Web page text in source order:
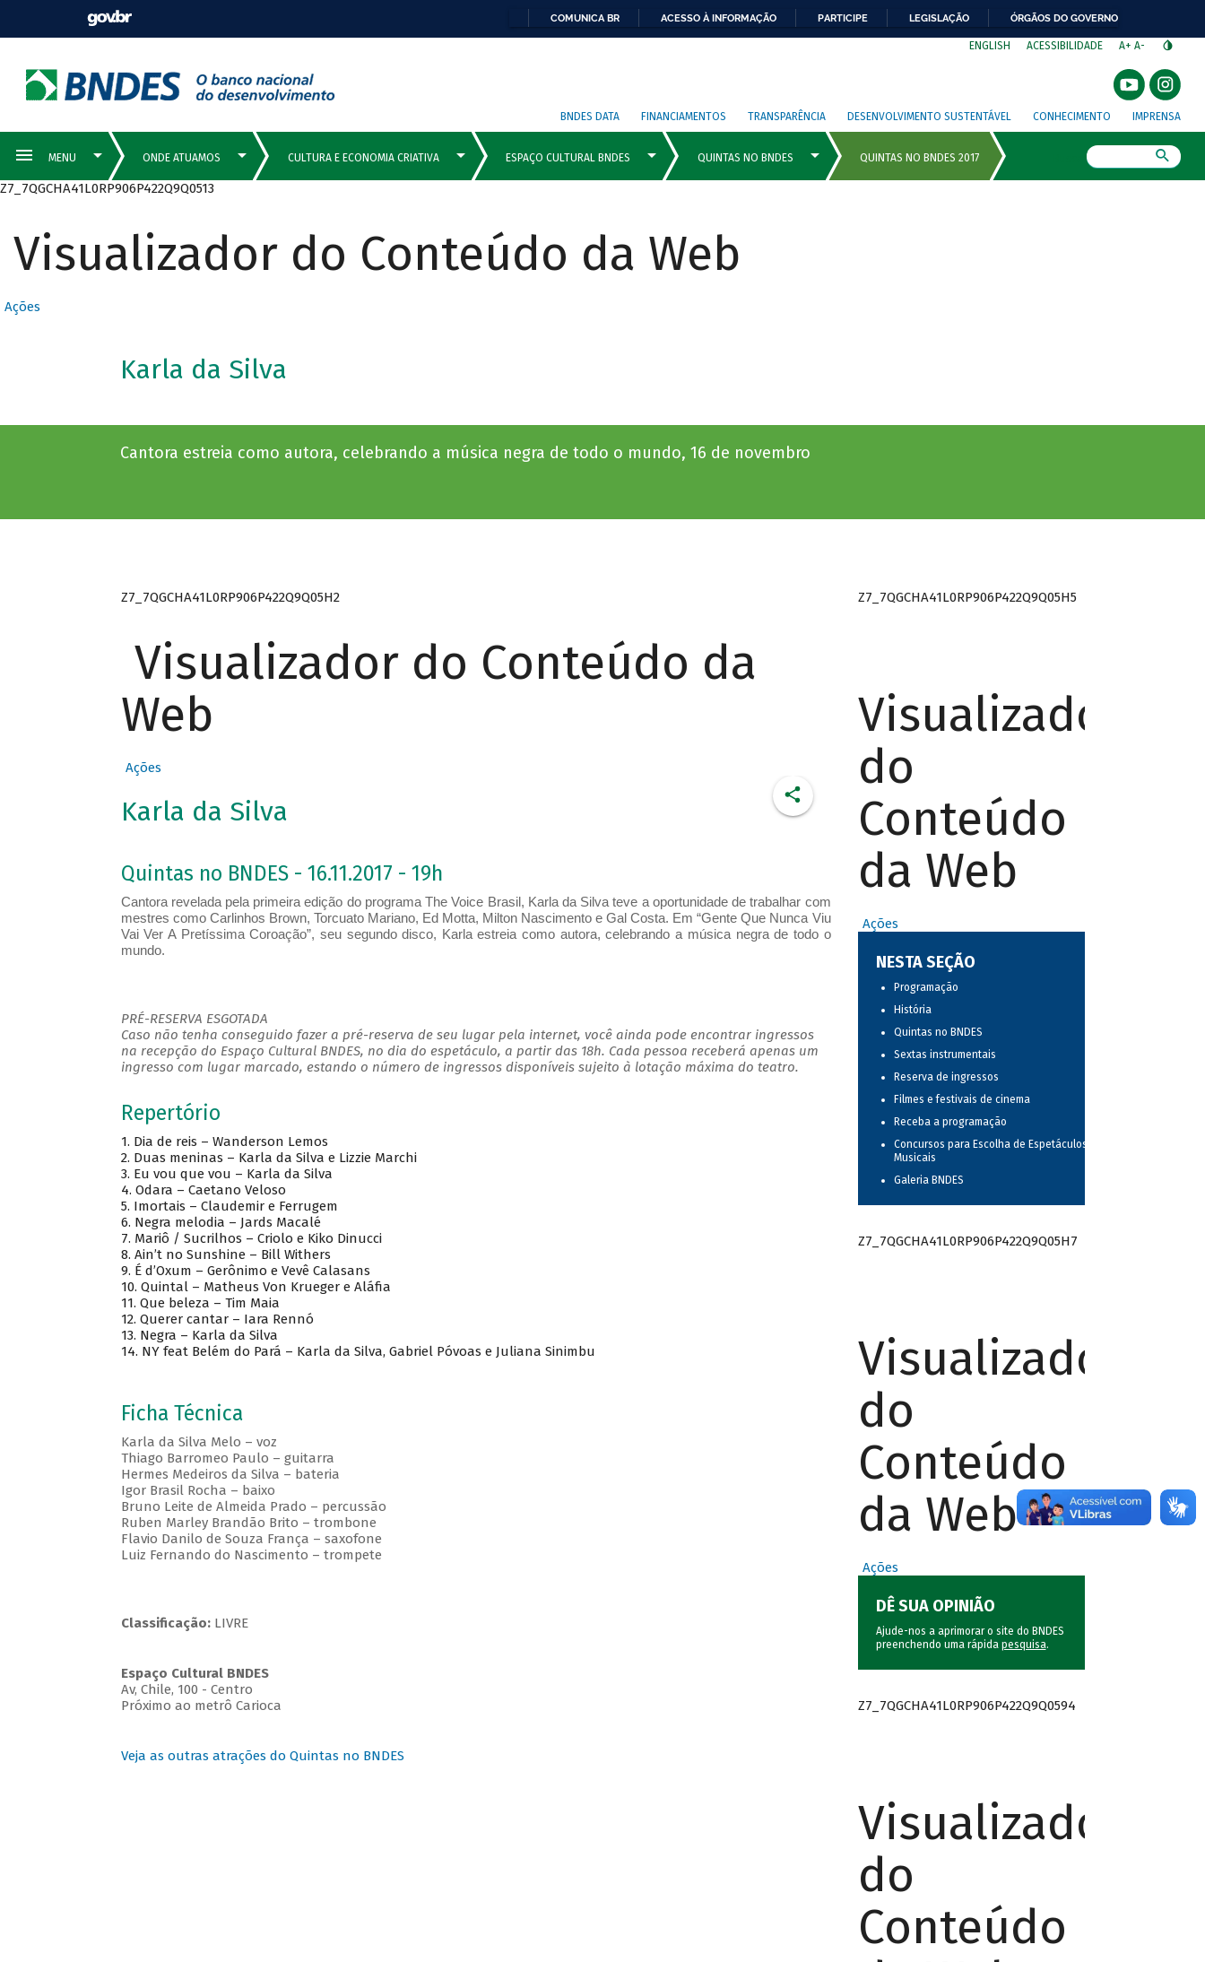
COMUNICA BR ACESSO À INFORMAÇÃO PARTICIPE LEGISLAÇÃO ÓRGÃOS DO GOVERNO
ENGLISH ACESSIBILIDADE A+ A-
BNDES DATA FINANCIAMENTOS TRANSPARÊNCIA DESENVOLVIMENTO SUSTENTÁVEL CONHECIMENTO IMPRENSA
Z7_7QGCHA41L0RP906P422Q9Q0513
Visualizador do Conteúdo da Web
Ações
Karla da Silva
Cantora estreia como autora, celebrando a música negra de todo o mundo, 16 de novembro
Z7_7QGCHA41L0RP906P422Q9Q05H2
Visualizador do Conteúdo da
Web
Ações
Karla da Silva
Quintas no BNDES - 16.11.2017 - 19h
Cantora revelada pela primeira edição do programa The Voice Brasil, Karla da Silva teve a oportunidade de trabalhar com
mestres como Carlinhos Brown, Torcuato Mariano, Ed Motta, Milton Nascimento e Gal Costa. Em “Gente Que Nunca Viu
Vai Ver A Pretíssima Coroação”, seu segundo disco, Karla estreia como autora, celebrando a música negra de todo o
mundo.
PRÉ-RESERVA ESGOTADA
Caso não tenha conseguido fazer a pré-reserva de seu lugar pela internet, você ainda pode encontrar ingressos
na recepção do Espaço Cultural BNDES, no dia do espetáculo, a partir das 18h. Cada pessoa receberá apenas um
ingresso com lugar marcado, estando o número de ingressos disponíveis sujeito à lotação máxima do teatro.
Repertório
1. Dia de reis – Wanderson Lemos
2. Duas meninas – Karla da Silva e Lizzie Marchi
3. Eu vou que vou – Karla da Silva
4. Odara – Caetano Veloso
5. Imortais – Claudemir e Ferrugem
6. Negra melodia – Jards Macalé
7. Mariô / Sucrilhos – Criolo e Kiko Dinucci
8. Ain’t no Sunshine – Bill Withers
9. É d’Oxum – Gerônimo e Vevê Calasans
10. Quintal – Matheus Von Krueger e Aláfia
11. Que beleza – Tim Maia
12. Querer cantar – Iara Rennó
13. Negra – Karla da Silva
14. NY feat Belém do Pará – Karla da Silva, Gabriel Póvoas e Juliana Sinimbu
Ficha Técnica
Karla da Silva Melo – voz
Thiago Barromeo Paulo – guitarra
Hermes Medeiros da Silva – bateria
Igor Brasil Rocha – baixo
Bruno Leite de Almeida Prado – percussão
Ruben Marley Brandão Brito – trombone
Flavio Danilo de Souza França – saxofone
Luiz Fernando do Nascimento – trompete
Classificação: LIVRE
Espaço Cultural BNDES
Av, Chile, 100 - Centro
Próximo ao metrô Carioca
Veja as outras atrações do Quintas no BNDES
Z7_7QGCHA41L0RP906P422Q9Q05H5
Visualizador
do
Conteúdo
da Web
Ações
NESTA SEÇÃO
Programação
História
Quintas no BNDES
Sextas instrumentais
Reserva de ingressos
Filmes e festivais de cinema
Receba a programação
Concursos para Escolha de Espetáculos
Musicais
Galeria BNDES
Z7_7QGCHA41L0RP906P422Q9Q05H7
Visualizador
do
Conteúdo
da Web
Ações
DÊ SUA OPINIÃO
Ajude-nos a aprimorar o site do BNDES
preenchendo uma rápida pesquisa.
Z7_7QGCHA41L0RP906P422Q9Q0594
Visualizador
do
Conteúdo